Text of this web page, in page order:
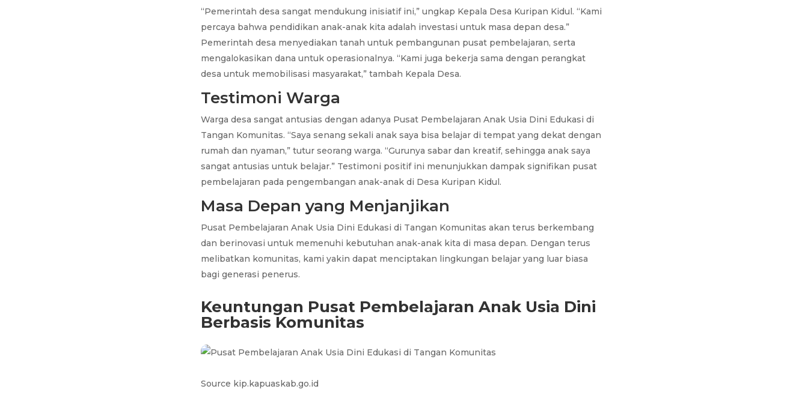
“Pemerintah desa sangat mendukung inisiatif ini,” ungkap Kepala Desa Kuripan Kidul. “Kami
percaya bahwa pendidikan anak-anak kita adalah investasi untuk masa depan desa.”
Pemerintah desa menyediakan tanah untuk pembangunan pusat pembelajaran, serta
mengalokasikan dana untuk operasionalnya. “Kami juga bekerja sama dengan perangkat
desa untuk memobilisasi masyarakat,” tambah Kepala Desa.
Testimoni Warga
Warga desa sangat antusias dengan adanya Pusat Pembelajaran Anak Usia Dini Edukasi di
Tangan Komunitas. “Saya senang sekali anak saya bisa belajar di tempat yang dekat dengan
rumah dan nyaman,” tutur seorang warga. “Gurunya sabar dan kreatif, sehingga anak saya
sangat antusias untuk belajar.” Testimoni positif ini menunjukkan dampak signifikan pusat
pembelajaran pada pengembangan anak-anak di Desa Kuripan Kidul.
Masa Depan yang Menjanjikan
Pusat Pembelajaran Anak Usia Dini Edukasi di Tangan Komunitas akan terus berkembang
dan berinovasi untuk memenuhi kebutuhan anak-anak kita di masa depan. Dengan terus
melibatkan komunitas, kami yakin dapat menciptakan lingkungan belajar yang luar biasa
bagi generasi penerus.
Keuntungan Pusat Pembelajaran Anak Usia Dini
Berbasis Komunitas
Source kip.kapuaskab.go.id